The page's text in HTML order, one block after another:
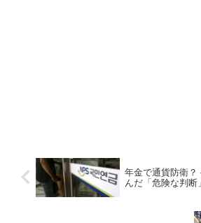
年金で通貨防衛
んだ「危険な判断」